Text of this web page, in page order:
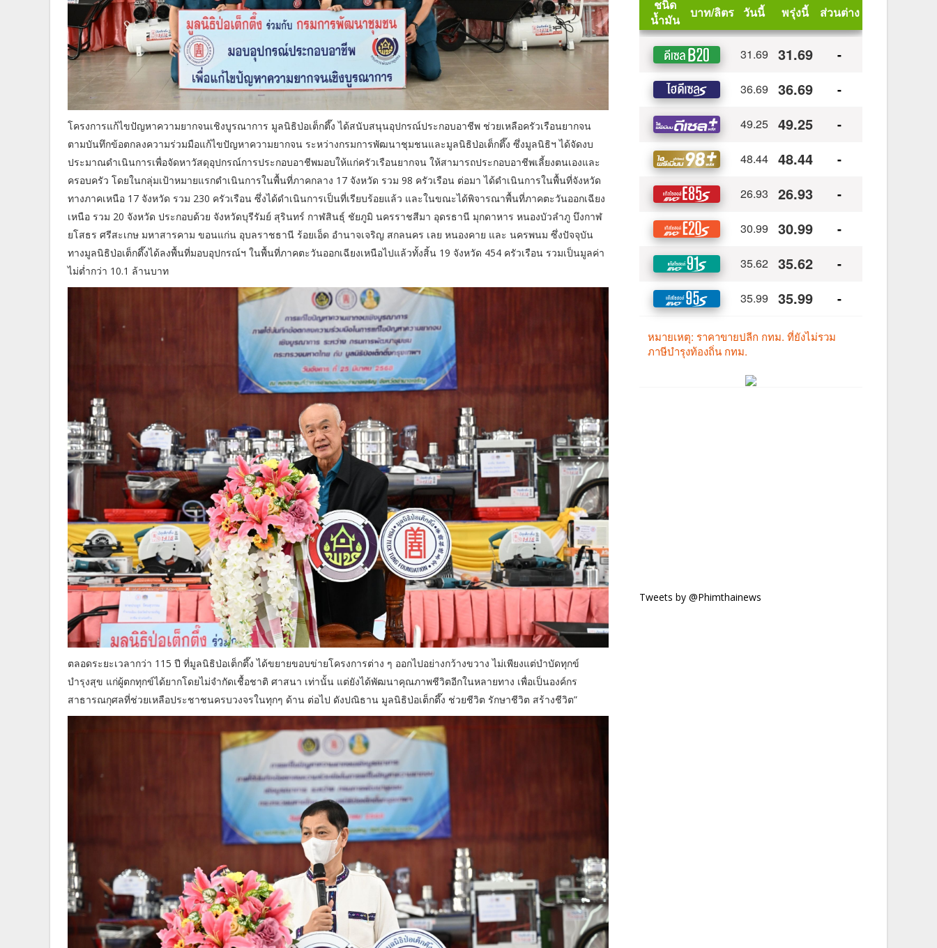
โครงการแก้ไขปัญหาความยากจนเชิงบูรณาการ มูลนิธิป่อเต็กตึ๊ง ได้สนับสนุนอุปกรณ์ประกอบอาชีพ ช่วยเหลือครัวเรือนยากจน
ตามบันทึกข้อตกลงความร่วมมือแก้ไขปัญหาความยากจน ระหว่างกรมการพัฒนาชุมชนและมูลนิธิป่อเต็กตึ๊ง ซึ่งมูลนิธิฯ ได้จัดงบ
ประมาณดำเนินการเพื่อจัดหาวัสดุอุปกรณ์การประกอบอาชีพมอบให้แก่ครัวเรือนยากจน ให้สามารถประกอบอาชีพเลี้ยงตนเองและ
ครอบครัว โดยในกลุ่มเป้าหมายแรกดำเนินการในพื้นที่ภาคกลาง 17 จังหวัด รวม 98 ครัวเรือน ต่อมา ได้ดำเนินการในพื้นที่จังหวัด
ทางภาคเหนือ 17 จังหวัด รวม 230 ครัวเรือน ซึ่งได้ดำเนินการเป็นที่เรียบร้อยแล้ว และในขณะได้พิจารณาพื้นที่ภาคตะวันออกเฉียง
เหนือ รวม 20 จังหวัด ประกอบด้วย จังหวัดบุรีรัมย์ สุรินทร์ กาฬสินธุ์ ชัยภูมิ นครราชสีมา อุดรธานี มุกดาหาร หนองบัวลำภู บึงกาฬ
ยโสธร ศรีสะเกษ มหาสารคาม ขอนแก่น อุบลราชธานี ร้อยเอ็ด อำนาจเจริญ สกลนคร เลย หนองคาย และ นครพนม ซึ่งปัจจุบัน
ทางมูลนิธิป่อเต็กตึ๊งได้ลงพื้นที่มอบอุปกรณ์ฯ ในพื้นที่ภาคตะวันออกเฉียงเหนือไปแล้วทั้งสิ้น 19 จังหวัด 454 ครัวเรือน รวมเป็นมูลค่า
ไม่ต่ำกว่า 10.1 ล้านบาท
ตลอดระยะเวลากว่า 115 ปี ที่มูลนิธิป่อเต็กตึ๊ง ได้ขยายขอบข่ายโครงการต่าง ๆ ออกไปอย่างกว้างขวาง ไม่เพียงแต่บำบัดทุกข์
บำรุงสุข แก่ผู้ตกทุกข์ได้ยากโดยไม่จำกัดเชื้อชาติ ศาสนา เท่านั้น แต่ยังได้พัฒนาคุณภาพชีวิตอีกในหลายทาง เพื่อเป็นองค์กร
สาธารณกุศลที่ช่วยเหลือประชาชนครบวงจรในทุกๆ ด้าน ต่อไป ดังปณิธาน มูลนิธิป่อเต็กตึ๊ง ช่วยชีวิต รักษาชีวิต สร้างชีวิต”
Tweets by @Phimthainews